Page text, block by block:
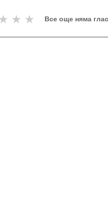
★
★ Все още няма